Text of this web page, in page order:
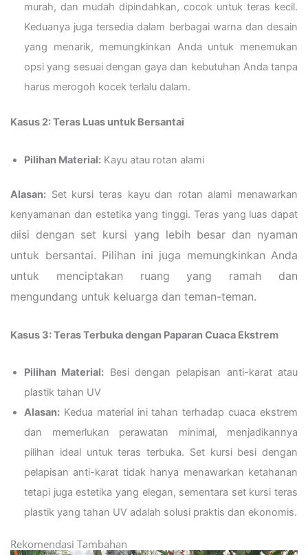
murah, dan mudah dipindahkan, cocok untuk teras kecil.
Keduanya juga tersedia dalam berbagai warna dan desain
yang menarik, memungkinkan Anda untuk menemukan
opsi yang sesuai dengan gaya dan kebutuhan Anda tanpa
harus merogoh kocek terlalu dalam.
Kasus 2: Teras Luas untuk Bersantai
Pilihan Material: Kayu atau rotan alami
Alasan: Set kursi teras kayu dan rotan alami menawarkan
kenyamanan dan estetika yang tinggi. Teras yang luas dapat
diisi dengan set kursi yang lebih besar dan nyaman
untuk bersantai. Pilihan ini juga memungkinkan Anda
untuk menciptakan ruang yang ramah dan
mengundang untuk keluarga dan teman-teman.
Kasus 3: Teras Terbuka dengan Paparan Cuaca Ekstrem
Pilihan Material: Besi dengan pelapisan anti-karat atau
plastik tahan UV
Alasan: Kedua material ini tahan terhadap cuaca ekstrem
dan memerlukan perawatan minimal, menjadikannya
pilihan ideal untuk teras terbuka. Set kursi besi dengan
pelapisan anti-karat tidak hanya menawarkan ketahanan
tetapi juga estetika yang elegan, sementara set kursi teras
plastik yang tahan UV adalah solusi praktis dan ekonomis.
Rekomendasi Tambahan